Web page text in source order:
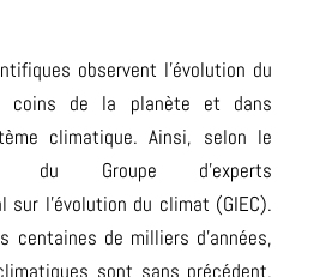
observent l’évolution du
coins de la planète et dans
climatique. Ainsi, selon le
du Groupe d’experts
sur l’évolution du climat (GIEC).
centaines de milliers d’années,
sont sans précédent.